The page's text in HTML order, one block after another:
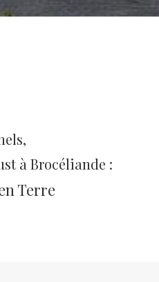
à Brocéliande :
Terre